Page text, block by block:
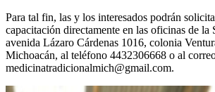
Para tal fin, las y los interesados podrán
capacitación directamente en las oficinas de la
avenida Lázaro Cárdenas 1016, colonia
Michoacán, al teléfono 4432306668 o al
medicinatradicionalmich@gmail.com.